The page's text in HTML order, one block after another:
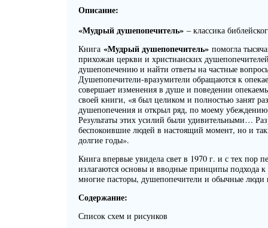
Описание:
«Мудрый душепопечитель» – классика
Книга «Мудрый душепопечитель»помогла
прихожан церкви и христианских
душепопечению и найти ответы на частные
Душепопечители-вразумители обращаются к
совершает изменения в душе и поведении
своей книги, «я был целиком и полностью занят
душепопечения и открыл ряд, по моему
Результаты этих усилий были удивительными…
беспокоившие людей в настоящий момент, но и
долгие годы».
Книга впервые увидела свет в 1970 г. и с тех пор
излагаются основы и вводные принципы подхода
многие пасторы, душепопечители и обычные люди
Содержание:
Список схем и рисунков